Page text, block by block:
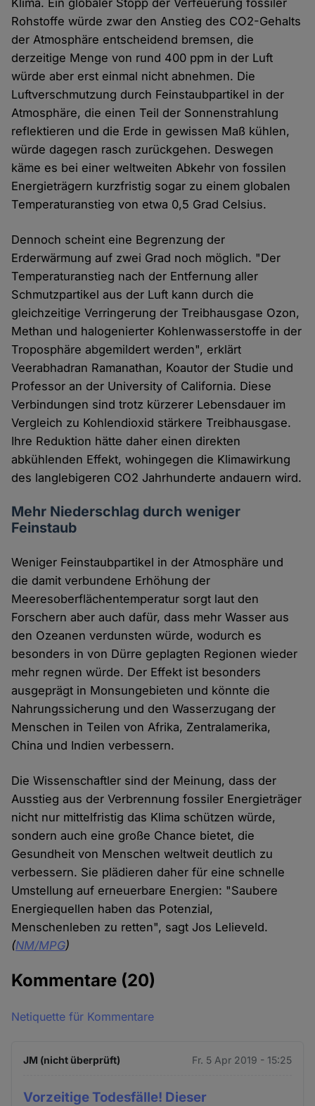
Klima. Ein globaler Stopp der Verfeuerung fossiler
Rohstoffe würde zwar den Anstieg des CO2-Gehalts
der Atmosphäre entscheidend bremsen, die
derzeitige Menge von rund 400 ppm in der Luft
würde aber erst einmal nicht abnehmen. Die
Luftverschmutzung durch Feinstaubpartikel in der
Atmosphäre, die einen Teil der Sonnenstrahlung
reflektieren und die Erde in gewissen Maß kühlen,
würde dagegen rasch zurückgehen. Deswegen
käme es bei einer weltweiten Abkehr von fossilen
Energieträgern kurzfristig sogar zu einem globalen
Temperaturanstieg von etwa 0,5 Grad Celsius.
Dennoch scheint eine Begrenzung der
Erderwärmung auf zwei Grad noch möglich. "Der
Temperaturanstieg nach der Entfernung aller
Schmutzpartikel aus der Luft kann durch die
gleichzeitige Verringerung der Treibhausgase Ozon,
Methan und halogenierter Kohlenwasserstoffe in der
Troposphäre abgemildert werden", erklärt
Veerabhadran Ramanathan, Koautor der Studie und
Professor an der University of California. Diese
Verbindungen sind trotz kürzerer Lebensdauer im
Vergleich zu Kohlendioxid stärkere Treibhausgase.
Ihre Reduktion hätte daher einen direkten
abkühlenden Effekt, wohingegen die Klimawirkung
des langlebigeren CO2 Jahrhunderte andauern wird.
Mehr Niederschlag durch weniger
Feinstaub
Weniger Feinstaubpartikel in der Atmosphäre und
die damit verbundene Erhöhung der
Meeresoberflächentemperatur sorgt laut den
Forschern aber auch dafür, dass mehr Wasser aus
den Ozeanen verdunsten würde, wodurch es
besonders in von Dürre geplagten Regionen wieder
mehr regnen würde. Der Effekt ist besonders
ausgeprägt in Monsungebieten und könnte die
Nahrungssicherung und den Wasserzugang der
Menschen in Teilen von Afrika, Zentralamerika,
China und Indien verbessern.
Die Wissenschaftler sind der Meinung, dass der
Ausstieg aus der Verbrennung fossiler Energieträger
nicht nur mittelfristig das Klima schützen würde,
sondern auch eine große Chance bietet, die
Gesundheit von Menschen weltweit deutlich zu
verbessern. Sie plädieren daher für eine schnelle
Umstellung auf erneuerbare Energien: "Saubere
Energiequellen haben das Potenzial,
Menschenleben zu retten", sagt Jos Lelieveld.
(NM/MPG)
Kommentare (20)
Netiquette für Kommentare
JM (nicht überprüft) Fr. 5 Apr 2019 - 15:25
Vorzeitige Todesfälle! Dieser